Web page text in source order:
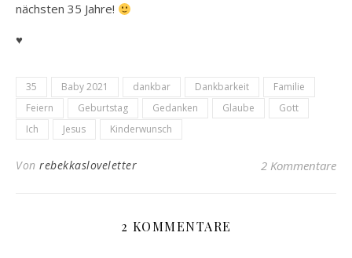
nächsten 35 Jahre!
♥
35 Baby 2021 dankbar Dankbarkeit
Familie
Feiern
Geburtstag Gedanken Glaube
Gott
Ich
Jesus Kinderwunsch
Von rebekkasloveletter 2 Kommentare
2 KOMMENTARE